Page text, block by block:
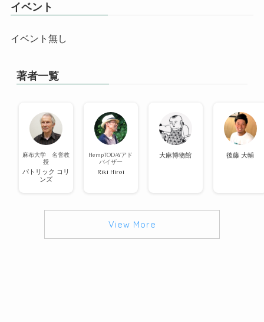
イベント
イベント無し
著者一覧
麻布大学 名誉教
授
パトリック コリ
ンズ
HempTODAYアド
バイザー
Riki Hiroi
大麻博物館 後藤 大輔
View More